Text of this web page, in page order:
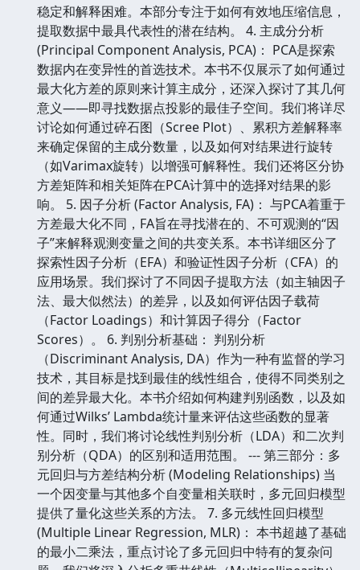
稳定和解释困难。本部分专注于如何有效地压缩信息，
提取数据中最具代表性的潜在结构。 4. 主成分分析
(Principal Component Analysis, PCA)： PCA是探索
数据内在变异性的首选技术。本书不仅展示了如何通过
最大化方差的原则来计算主成分，还深入探讨了其几何
意义——即寻找数据点投影的最佳子空间。我们将详尽
讨论如何通过碎石图（Scree Plot）、累积方差解释率
来确定保留的主成分数量，以及如何对结果进行旋转
（如Varimax旋转）以增强可解释性。我们还将区分协
方差矩阵和相关矩阵在PCA计算中的选择对结果的影
响。 5. 因子分析 (Factor Analysis, FA)： 与PCA着重于
方差最大化不同，FA旨在寻找潜在的、不可观测的“因
子”来解释观测变量之间的共变关系。本书详细区分了
探索性因子分析（EFA）和验证性因子分析（CFA）的
应用场景。我们探讨了不同因子提取方法（如主轴因子
法、最大似然法）的差异，以及如何评估因子载荷
（Factor Loadings）和计算因子得分（Factor
Scores）。 6. 判别分析基础： 判别分析
（Discriminant Analysis, DA）作为一种有监督的学习
技术，其目标是找到最佳的线性组合，使得不同类别之
间的差异最大化。本书介绍如何构建判别函数，以及如
何通过Wilks’ Lambda统计量来评估这些函数的显著
性。同时，我们将讨论线性判别分析（LDA）和二次判
别分析（QDA）的区别和适用范围。 --- 第三部分：多
元回归与方差结构分析 (Modeling Relationships) 当
一个因变量与其他多个自变量相关联时，多元回归模型
提供了量化这些关系的方法。 7. 多元线性回归模型
(Multiple Linear Regression, MLR)： 本书超越了基础
的最小二乘法，重点讨论了多元回归中特有的复杂问